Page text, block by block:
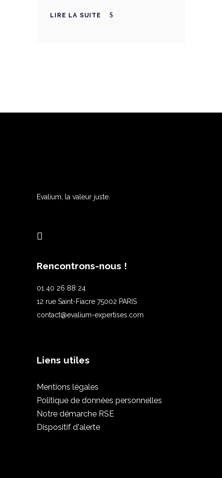
LIRE LA SUITE
Evalium, la valeur juste.
Rencontrons-nous !
01 40 26 88 24
12 rue Saint-Fiacre 75002 PARIS
contact@evalium-expertises.com
Liens utiles
Mentions légales
Politique de données personnelles
Notre démarche RSE
Dispositif d'alerte